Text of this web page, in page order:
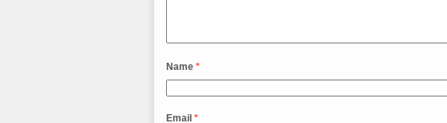
Name *
Email *